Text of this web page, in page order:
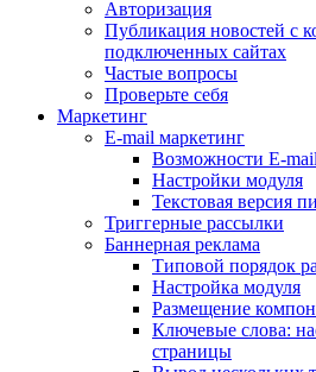
Авторизация
Публикация новостей с
подключенных сайтах
Частые вопросы
Проверьте себя
Маркетинг
E-mail маркетинг
Возможности E-
Настройки модуля
Текстовая версия
Триггерные рассылки
Баннерная реклама
Типовой порядок
Настройка модуля
Размещение
Ключевые слова:
страницы